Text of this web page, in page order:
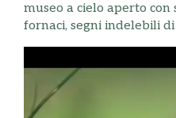
museo a cielo aperto
fornaci, segni indelebili di